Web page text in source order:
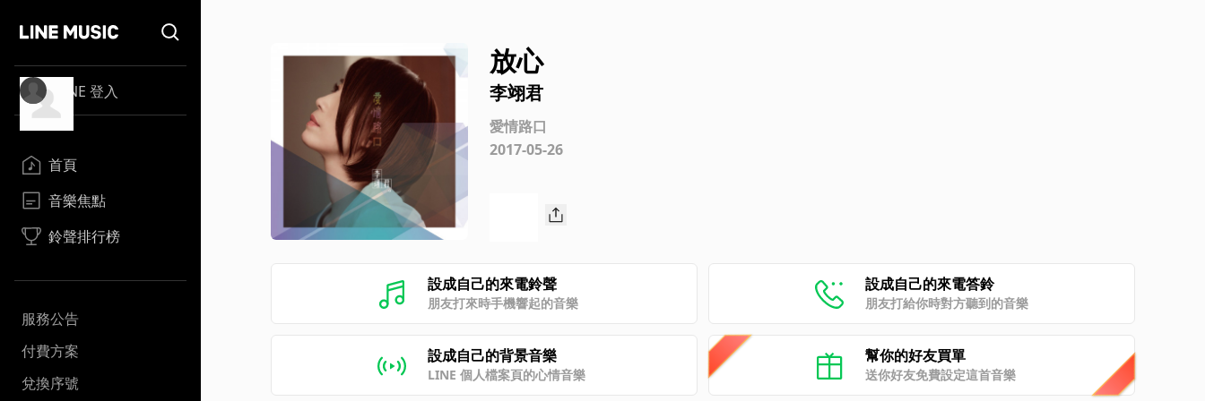
LINE 登入
首頁
音樂焦點
鈴聲排行榜
服務公告
付費方案
兌換序號
放心
李翊君
愛情路口
2017-05-26
設成自己的來電鈴聲
朋友打來時手機響起的音樂
設成自己的來電答鈴
朋友打給你時對方聽到的音樂
設成自己的背景音樂
LINE 個人檔案頁的心情音樂
幫你的好友買單
送你好友免費設定這首音樂